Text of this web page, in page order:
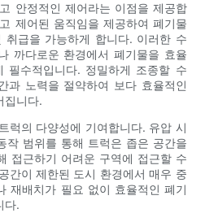
안정적인 제어라는 이점을 제공합
제어된 움직임을 제공하여 폐기물
급을 가능하게 합니다. 이러한 수
까다로운 환경에서 폐기물을 효율
필수적입니다. 정밀하게 조종할 수
과 노력을 절약하여 보다 효율적인
집니다.
럭의 다양성에 기여합니다. 유압 시
작 범위를 통해 트럭은 좁은 공간을
접근하기 어려운 구역에 접근할 수
간이 제한된 도시 환경에서 매우 중
재배치가 필요 없이 효율적인 폐기
다.